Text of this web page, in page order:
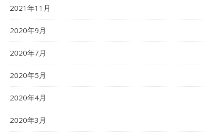
2021年11月
2020年9月
2020年7月
2020年5月
2020年4月
2020年3月